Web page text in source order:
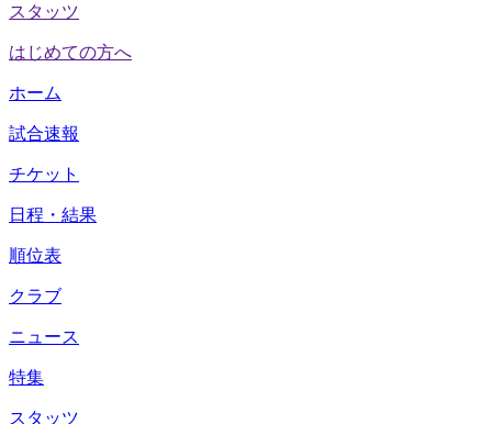
スタッツ
はじめての方へ
ホーム
試合速報
チケット
日程・結果
順位表
クラブ
ニュース
特集
スタッツ